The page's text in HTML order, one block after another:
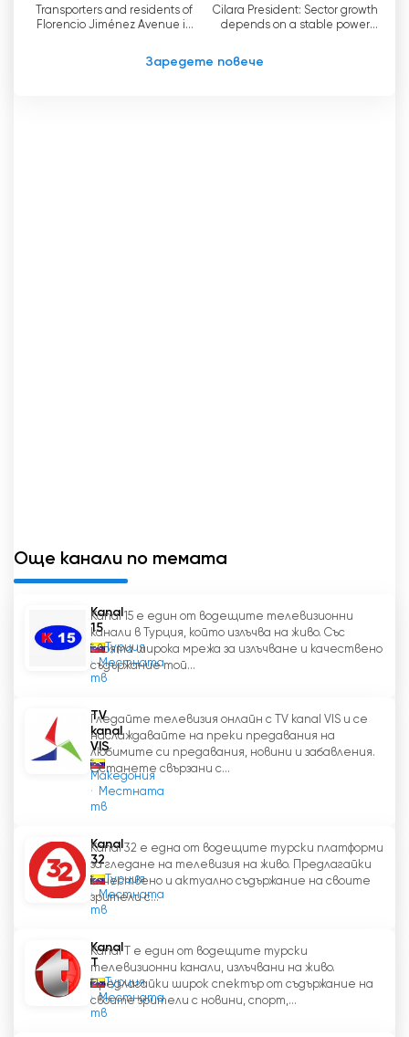
телевизия, без да се налага да плащате
абонамент, Promar TV е отличен вариант.
Promar TV гледай на живо безплатно
Transporters and residents of
Florencio Jiménez Avenue in
Cilara President: Sector growth
depends on a stable power
Заредете повече
Още канали по темата
Kanal
15
Турция
Местната
тв
Kanal 15 е един от водещите телевизионни
канали в Турция, който излъчва на живо. Със
своята широка мрежа за излъчване и качествено
съдържание той...
TV
kanal
VIS
Македония
Местната
тв
Гледайте телевизия онлайн с TV kanal VIS и се
наслаждавайте на преки предавания на
любимите си предавания, новини и забавления.
Останете свързани с...
Kanal
32
Турция
Местната
тв
Kanal 32 е една от водещите турски платформи
за гледане на телевизия на живо. Предлагайки
качествено и актуално съдържание на своите
зрители с...
Kanal
T
Турция
Местната
тв
Kanal T е един от водещите турски
телевизионни канали, излъчвани на живо.
Предлагайки широк спектър от съдържание на
своите зрители с новини, спорт,...